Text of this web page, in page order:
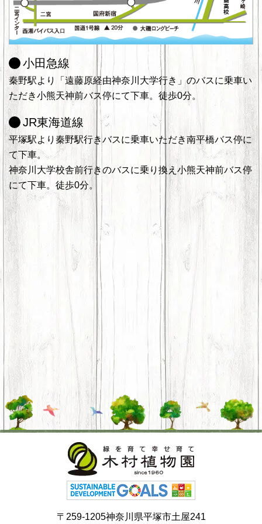
小田急線
秦野駅より「遠藤原経由神奈川大学行き」のバスに乗車い
ただき小熊天神前バス停にて下車。徒歩0分。
JR東海道線
平塚駅より秦野駅行きバスに乗車いただき南平橋バス停に
て下車。
神奈川大学校舎前行きのバスに乗り換え小熊天神前バス停
にて下車。徒歩0分。
〒259-1205神奈川県平塚市土屋241